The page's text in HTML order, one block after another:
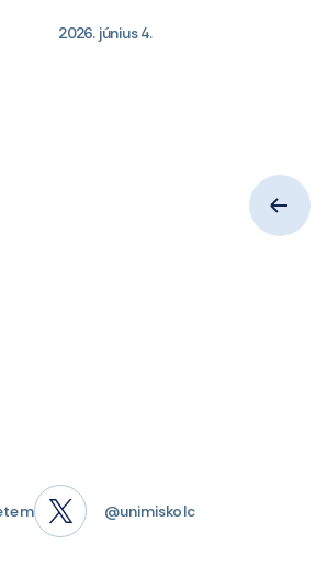
2026. június 4.
@unimiskolc